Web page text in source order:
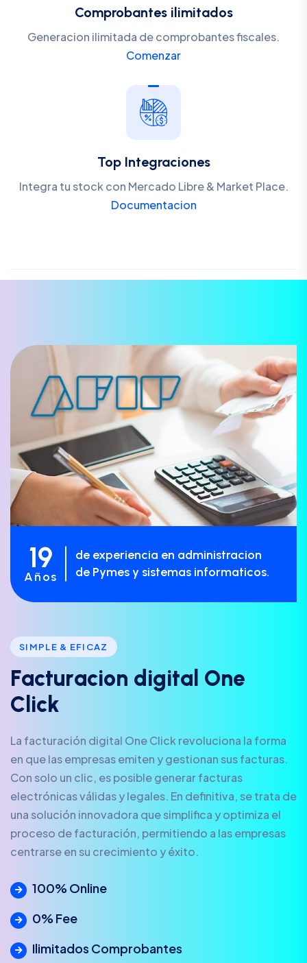
Comprobantes ilimitados
Generacion ilimitada de comprobantes fiscales.
Comenzar
Top Integraciones
Integra tu stock con Mercado Libre & Market Place.
Documentacion
19
Años
de experiencia en administracion
de Pymes y sistemas informaticos.
SIMPLE & EFICAZ
Facturacion d igita One
C ick
La facturación digital One Click revoluciona la forma
en que las empresas emiten y gestionan sus facturas.
Con solo un clic, es posible generar facturas
electrónicas válidas y legales. En definitiva, se trata de
una solución innovadora que simplifica y optimiza el
proceso de facturación, permitiendo a las empresas
centrarse en su crecimiento y éxito.
100% Online
0% Fee
Ilimitados Comprobantes